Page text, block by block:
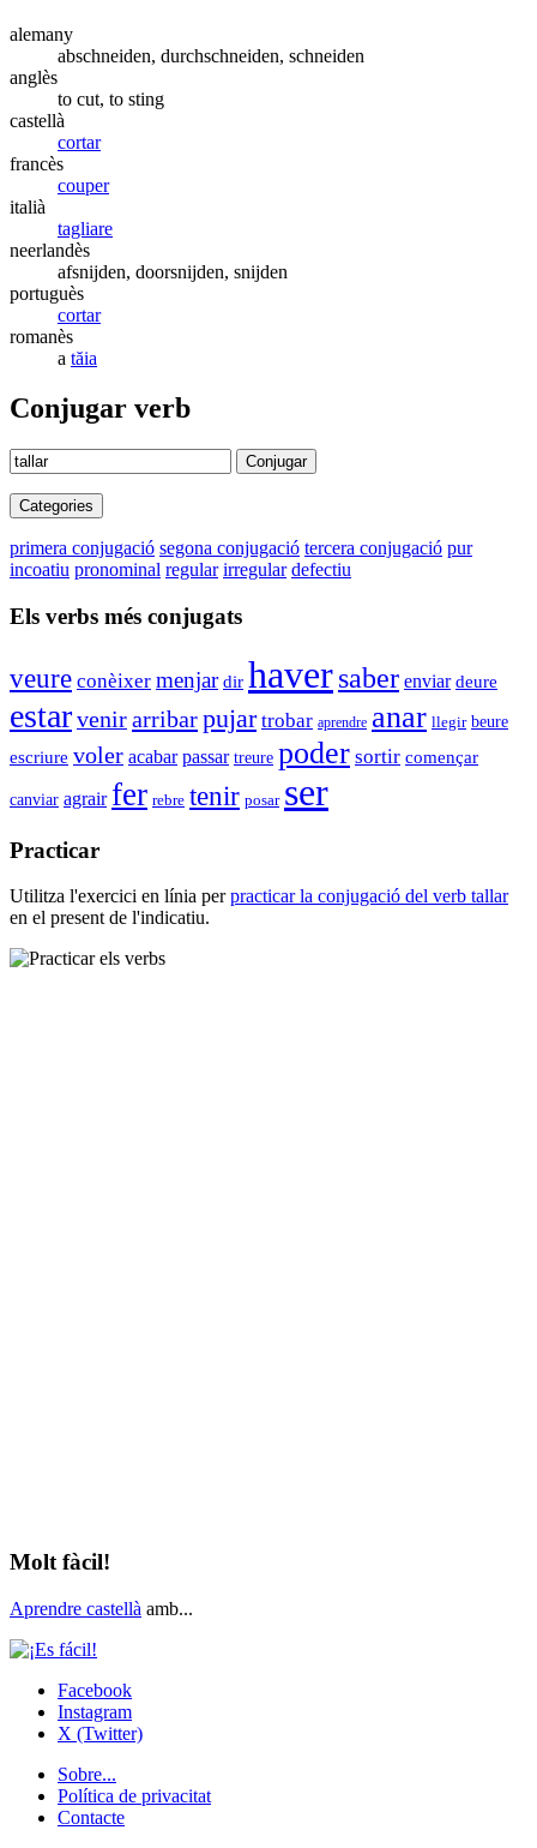
alemany
abschneiden, durchschneiden, schneiden
anglès
to cut, to sting
castellà
cortar
francès
couper
italià
tagliare
neerlandès
afsnijden, doorsnijden, snijden
portuguès
cortar
romanès
a tăia
Conjugar verb
Conjugar
Categories
primera conjugació segona conjugació tercera conjugació pur
incoatiu pronominal regular irregular defectiu
Els verbs més conjugats
veure conèixer menjar dir haversaber enviar deure
estarvenirarribarpujar trobar aprendre anar llegir beure
escriure voler acabar passar treure poder sortir començar
canviar agrair fer rebre tenir posar ser
Practicar
Utilitza l'exercici en línia perpracticar la conjugació del verb tallar
en el present de l'indicatiu.
Molt fàcil!
Aprendre castellà amb...
Facebook
Instagram
X (Twitter)
Sobre...
Política de privacitat
Contacte